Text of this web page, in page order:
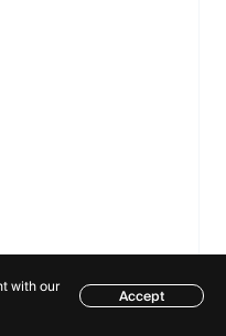
with our
Accept